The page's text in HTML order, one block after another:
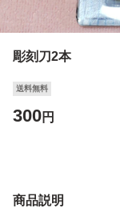
彫刻刀2本
送料無料
300円
商品説明